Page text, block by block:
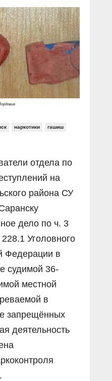
наркотики гашиш
отдела по
на
района СУ
дело по ч. 3
228.1 Уголовного
Федерации в
судимой 36-
местной
в
запрещённых
деятельность